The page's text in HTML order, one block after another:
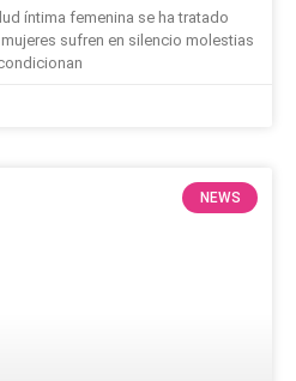
íntima femenina se ha tratado
sufren en silencio molestias
NEWS